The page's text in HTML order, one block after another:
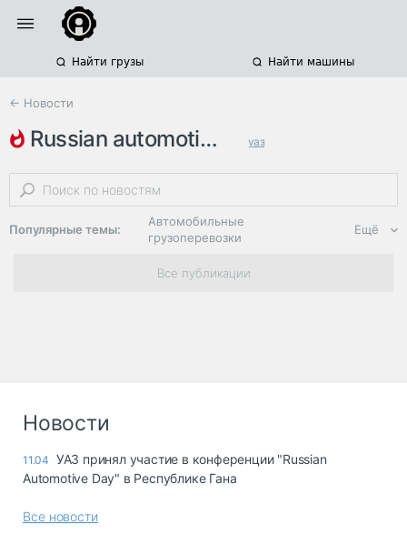
Найти грузы Найти машины
← Новости
russian automotive day уаз
производство автомобилей lcv
Популярные темы:
Автомобильные
грузоперевозки
Региональная
логистика
опасные грузы
Ещё
Все публикации
Новости
11.04 УАЗ принял участие в конференции "Russian
Automotive Day" в Республике Гана
Все новости